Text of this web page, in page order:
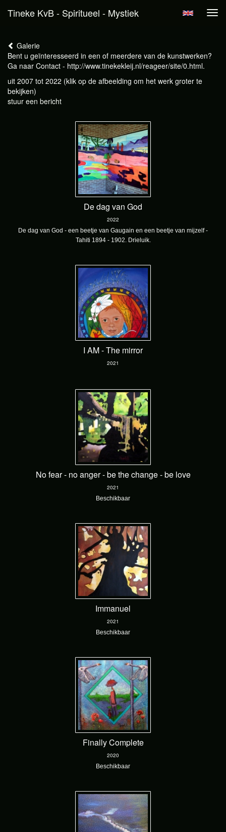
Tineke KvB - Spiritueel - Mystiek
Galerie
Bent u geïnteresseerd in een of meerdere van de kunstwerken?
Ga naar Contact - http://www.tinekekleij.nl/reageer/site/0.html.
uit 2007 tot 2022 (klik op de afbeelding om het werk groter te
bekijken)
stuur een bericht
De dag van God
2022
De dag van God - een beetje van Gaugain en een beetje van mijzelf -
Tahiti 1894 - 1902. Drieluik.
I AM - The mirror
2021
No fear - no anger - be the change - be love
2021
Beschikbaar
Immanuel
2021
Beschikbaar
Finally Complete
2020
Beschikbaar